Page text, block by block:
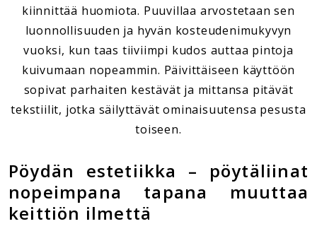
kiinnittää huomiota. Puuvillaa arvostetaan sen
luonnollisuuden ja hyvän kosteudenimukyvyn
vuoksi, kun taas tiiviimpi kudos auttaa pintoja
kuivumaan nopeammin. Päivittäiseen käyttöön
sopivat parhaiten kestävät ja mittansa pitävät
tekstiilit, jotka säilyttävät ominaisuutensa pesusta
toiseen.
Pöydän estetiikka – pöytäliinat
nopeimpana tapana muuttaa
keittiön ilmettä